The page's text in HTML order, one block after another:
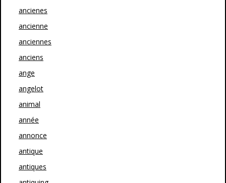
ancienes
ancienne
anciennes
anciens
ange
angelot
animal
année
annonce
antique
antiques